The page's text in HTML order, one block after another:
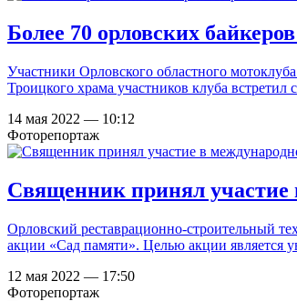
Более 70 орловских
Участники Орловского областного
Троицкого храма участников клуба
14 мая 2022 — 10:12
Фоторепортаж
Священник принял участие
Орловский реставрационно-строительный
акции «Сад памяти». Целью акции является
12 мая 2022 — 17:50
Фоторепортаж